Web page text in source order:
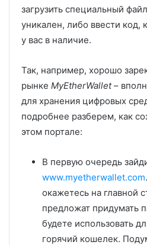
загрузить специальный
уникален, либо ввести код,
у вас в наличие.
Так, например, хорошо
рынке MyEtherWallet–
для хранения цифровых
подробнее разберем, как
этом портале:
В первую очередь
www.myetherwallet.com
окажетесь на главной
предложат придумать
будете использовать
горячий кошелек.